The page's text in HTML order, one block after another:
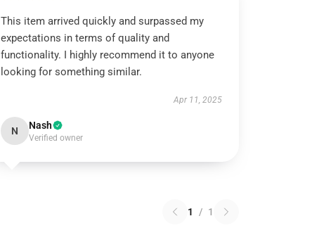
This item arrived quickly and surpassed my
expectations in terms of quality and
functionality. I highly recommend it to anyone
looking for something similar.
Apr 11, 2025
N Nash
Verified owner
1 / 1